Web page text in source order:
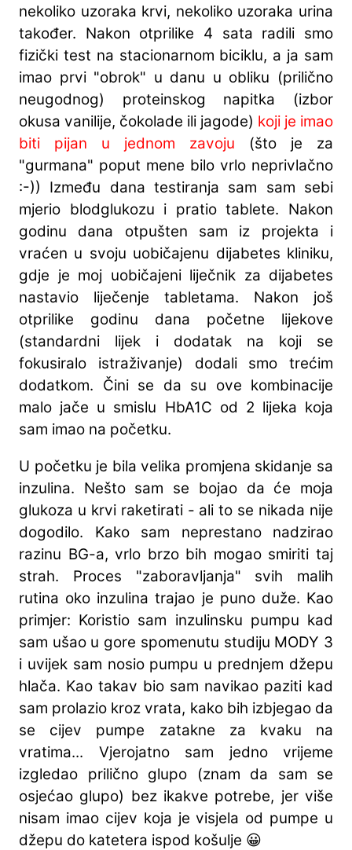
nekoliko uzoraka krvi, nekoliko uzoraka urina
također. Nakon otprilike 4 sata radili smo
fizički test na stacionarnom biciklu, a ja sam
imao prvi "obrok" ​​u danu u obliku (prilično
neugodnog) proteinskog napitka (izbor
okusa vanilije, čokolade ili jagode) koji je imao
biti pijan u jednom zavoju (što je za
"gurmana" poput mene bilo vrlo neprivlačno
:-)) Između dana testiranja sam sam sebi
mjerio blodglukozu i pratio tablete. Nakon
godinu dana otpušten sam iz projekta i
vraćen u svoju uobičajenu dijabetes kliniku,
gdje je moj uobičajeni liječnik za dijabetes
nastavio liječenje tabletama. Nakon još
otprilike godinu dana početne lijekove
(standardni lijek i dodatak na koji se
fokusiralo istraživanje) dodali smo trećim
dodatkom. Čini se da su ove kombinacije
malo jače u smislu HbA1C od 2 lijeka koja
sam imao na početku.
U početku je bila velika promjena skidanje sa
inzulina. Nešto sam se bojao da će moja
glukoza u krvi raketirati - ali to se nikada nije
dogodilo. Kako sam neprestano nadzirao
razinu BG-a, vrlo brzo bih mogao smiriti taj
strah. Proces "zaboravljanja" svih malih
rutina oko inzulina trajao je puno duže. Kao
primjer: Koristio sam inzulinsku pumpu kad
sam ušao u gore spomenutu studiju MODY 3
i uvijek sam nosio pumpu u prednjem džepu
hlača. Kao takav bio sam navikao paziti kad
sam prolazio kroz vrata, kako bih izbjegao da
se cijev pumpe zatakne za kvaku na
vratima... Vjerojatno sam jedno vrijeme
izgledao prilično glupo (znam da sam se
osjećao glupo) bez ikakve potrebe, jer više
nisam imao cijev koja je visjela od pumpe u
džepu do katetera ispod košulje 😀